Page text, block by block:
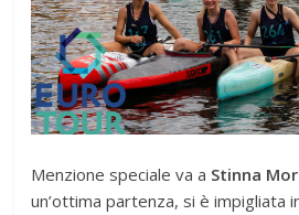
Menzione speciale va a Stinna
un’ottima partenza, si è impigliata